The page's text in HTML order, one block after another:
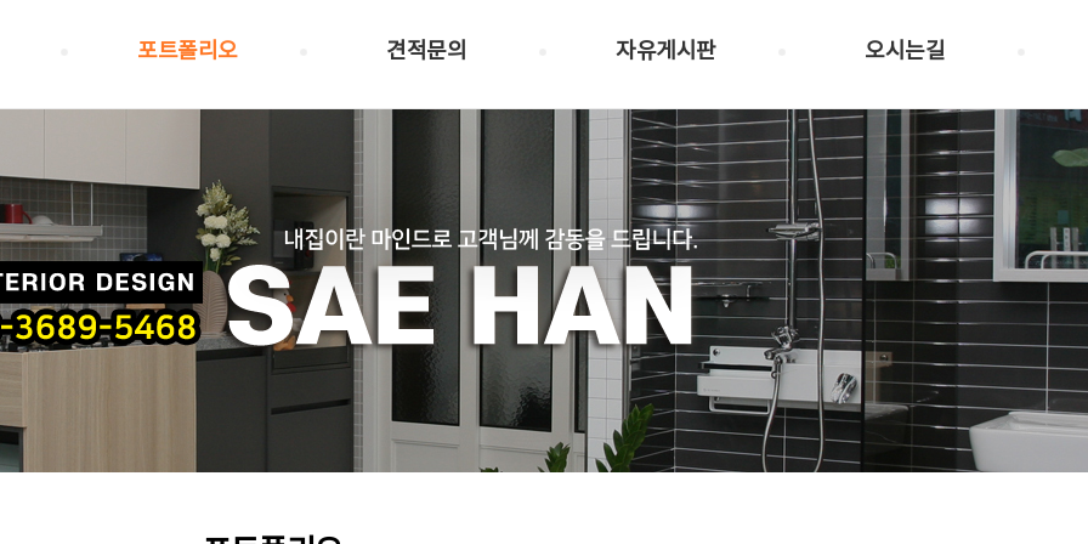
포트폴리오 견적문의 자유게시판 오시는길